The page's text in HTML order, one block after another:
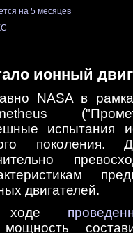
на 5 месяцев
ионный
NASA в
испытания
поколения.
двигателей.
мощность